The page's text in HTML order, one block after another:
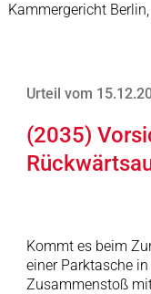
Kammergericht
Urteil vom
(2035)
Kommt es beim
einer Parktasche
Zusammenstoß